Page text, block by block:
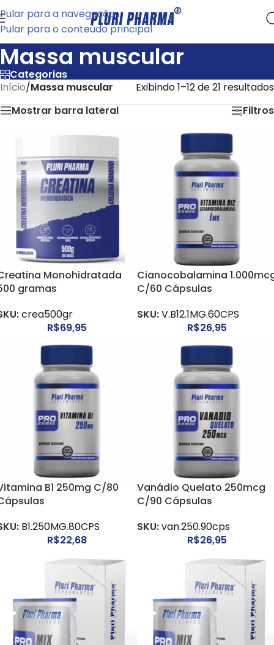
Pular para a navegação
Pular para o conteúdo principal
Massa muscular
Categorias
Início/Massa muscular
Exibindo 1–12 de 21 resultados
Mostrar barra lateral
Filtros
Monohidratada
gramas
crea500gr
R$69,95
Cianocobalamina
C/60 Cápsulas
SKU:V.B12.1MG.60CPS
R$26,95
B1 250mg C/80
B1.250MG.80CPS
R$22,68
Vanádio Quelato 250mcg
C/90 Cápsulas
SKU:van.250.90cps
R$26,95